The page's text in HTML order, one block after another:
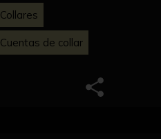
Collares
Cuentas de collar